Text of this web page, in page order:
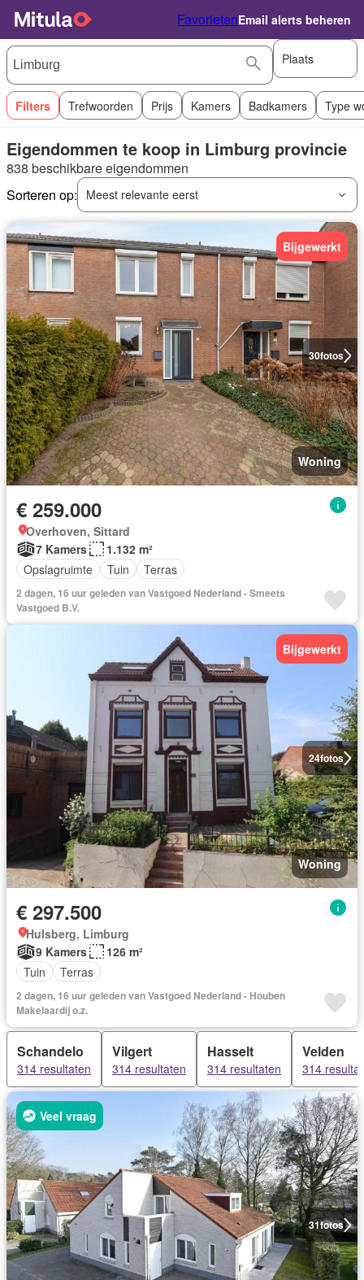
FavorietenEmail alerts beheren
Plaats
Filters Trefwoorden Prijs Kamers Badkamers Type
Eigendommen te koop in Limburg provincie
838 beschikbare eigendommen
Sorteren op:
Meest relevante eerst
30fotos
Bijgewerkt
Woning
€ 259.000
Overhoven, Sittard
7 Kamers
1.132 m²
Opslagruimte
Tuin Terras
2 dagen, 16 uur geleden van Vastgoed Nederland - Smeets
Vastgoed B.V.
24fotos
Bijgewerkt
Woning
€ 297.500
Hulsberg, Limburg
9 Kamers
126 m²
Tuin
Terras
2 dagen, 16 uur geleden van Vastgoed Nederland - Houben
Makelaardij o.z.
Schandelo
314 resultaten
Vilgert
314 resultaten
Hasselt
314 resultaten
Velden
314
31fotos
Veel vraag